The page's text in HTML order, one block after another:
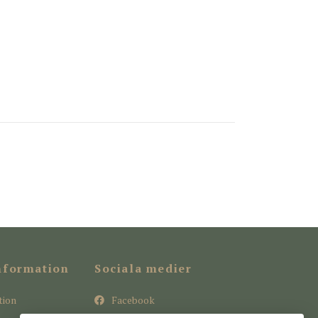
Sociala medier
Facebook